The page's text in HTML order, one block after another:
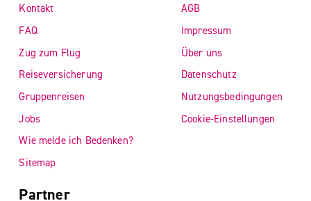
Kontakt
FAQ
Zug zum Flug
Reiseversicherung
Gruppenreisen
Jobs
Wie melde ich Bedenken?
Sitemap
AGB
Impressum
Über uns
Datenschutz
Nutzungsbedingungen
Cookie-Einstellungen
Partner